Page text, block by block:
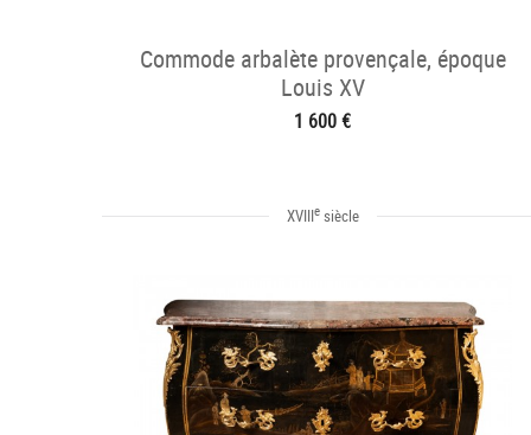
Commode arbalète provençale, époque
Louis XV
1 600 €
XVIIIesiècle